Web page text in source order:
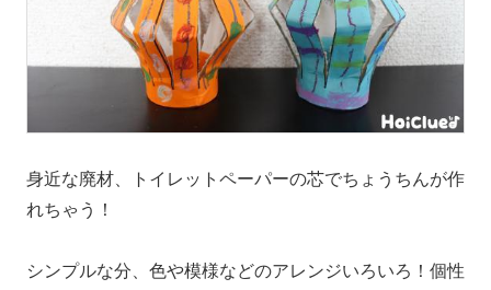
身近な廃材、トイレットペーパーの芯でちょうちんが作
れちゃう！
シンプルな分、色や模様などのアレンジいろいろ！個性